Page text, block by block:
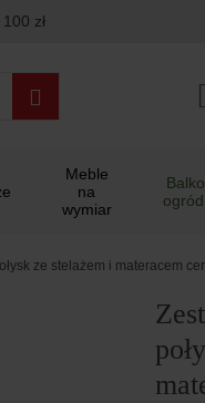
zł
Meble
na
wymiar
ogród
ze stelażem i materacem